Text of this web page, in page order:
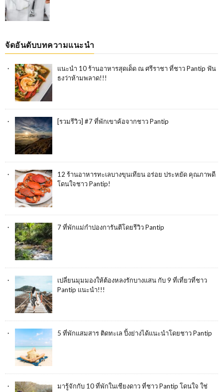
จัดอันดับบทความแนะนำ
แนะนำ 10 ร้านอาหารสุดเด็ด ณ ศรีราชา ที่ชาว Pantip ฟัน
ธงว่าห้ามพลาด!!!
[รวมรีวิว] #7 ที่พักเขาค้อจากชาว Pantip
12 ร้านอาหารทะเลบางขุนเทียน อร่อย ประหยัด คุณภาพดี
โดนใจชาว Pantip!
7 ที่พักแม่กำปองการันตีโดยรีวิว Pantip
เปลี่ยนมุมมองให้ต้องหลงรักบางแสน กับ 9 ที่เที่ยวที่ชาว
Pantip แนะนำ!!!
5 ที่พักแสมสาร ติดทะเล ปิ้งย่างได้แนะนำโดยชาว Pantip
มารู้จักกับ 10 ที่พักในเชียงดาว ที่ชาว Pantip โดนใจ ใช่